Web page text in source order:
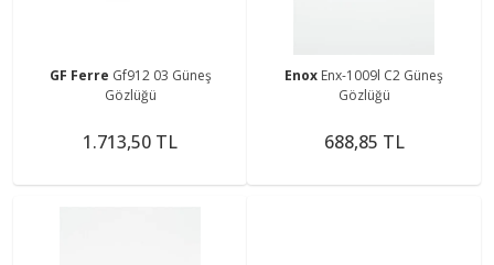
GF Ferre Gf912 03 Güneş
Gözlüğü
1.713,50 TL
Enox Enx-1009l C2 Güneş
Gözlüğü
688,85 TL